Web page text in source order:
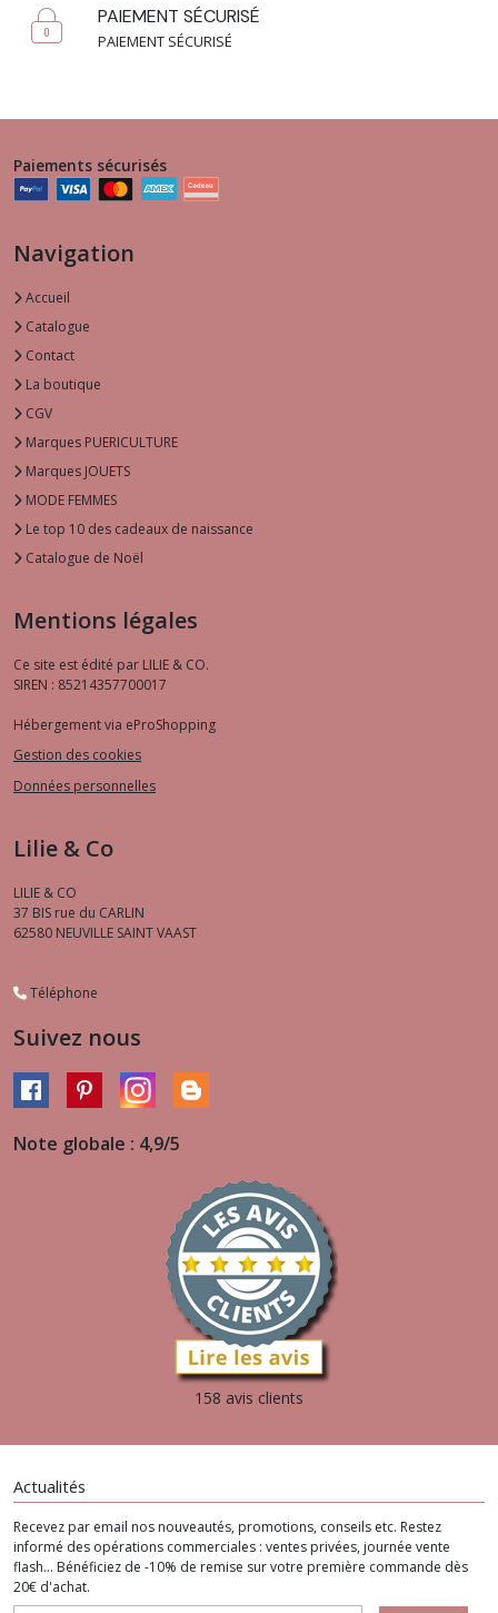
PAIEMENT SÉCURISÉ
PAIEMENT SÉCURISÉ
Paiements sécurisés
Navigation
Accueil
Catalogue
Contact
La boutique
CGV
Marques PUERICULTURE
Marques JOUETS
MODE FEMMES
Le top 10 des cadeaux de naissance
Catalogue de Noël
Mentions légales
Ce site est édité par LILIE & CO.
SIREN : 85214357700017
Hébergement via eProShopping
Gestion des cookies
Données personnelles
Lilie & Co
LILIE & CO
37 BIS rue du CARLIN
62580 NEUVILLE SAINT VAAST
Téléphone
Suivez nous
Note globale : 4,9/5
158 avis clients
Actualités
Recevez par email nos nouveautés, promotions, conseils etc. Restez
informé des opérations commerciales : ventes privées, journée vente
flash... Bénéficiez de -10% de remise sur votre première commande dès
20€ d'achat.